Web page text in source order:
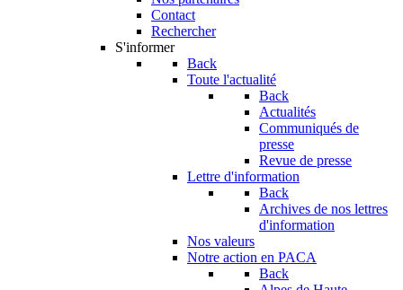
Contact
Rechercher
S'informer
Back
Toute l'actualité
Back
Actualités
Communiqués de
presse
Revue de presse
Lettre d'information
Back
Archives de nos lettres
d'information
Nos valeurs
Notre action en PACA
Back